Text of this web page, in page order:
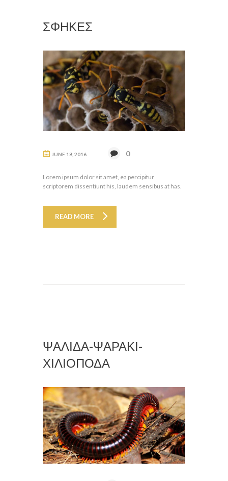
ΣΦΗΚΕΣ
JUNE 18, 2016 0
Lorem ipsum dolor sit amet, ea percipitur
scriptorem dissentiunt his, laudem sensibus at has.
READ MORE
ΨΑΛΙΔΑ-ΨΑΡΑΚΙ-
ΧΙΛΙΟΠΟΔΑ